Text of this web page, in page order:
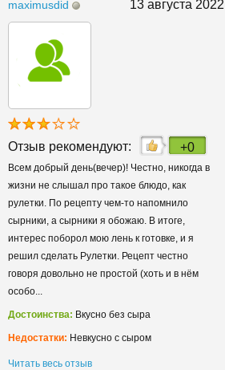
maximusdid 13 августа 2022
Отзыв рекомендуют: +0
Всем добрый день(вечер)! Честно, никогда в
жизни не слышал про такое блюдо, как
рулетки. По рецепту чем-то напомнило
сырники, а сырники я обожаю. В итоге,
интерес поборол мою лень к готовке, и я
решил сделать Рулетки. Рецепт честно
говоря довольно не простой (хоть и в нём
особо...
Достоинства: Вкусно без сыра
Недостатки: Невкусно с сыром
Читать весь отзыв